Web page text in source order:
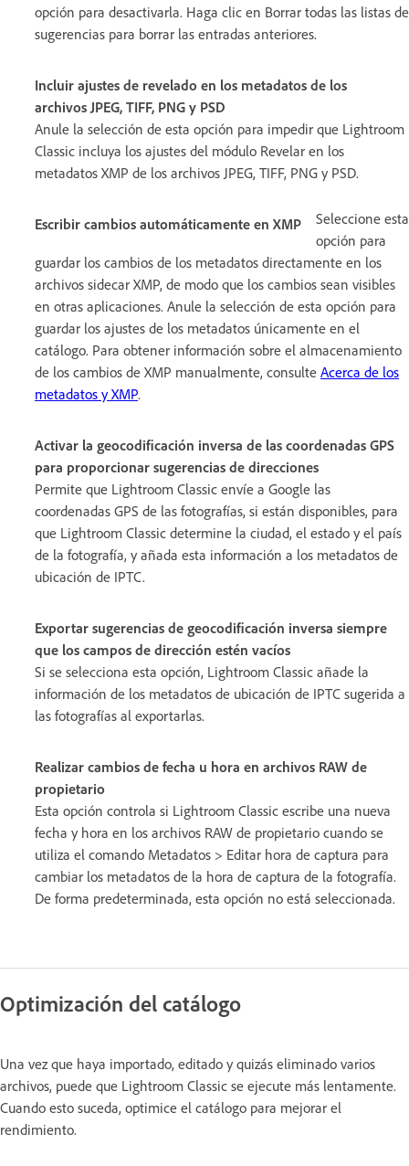
opción para desactivarla. Haga clic en Borrar todas las listas de
sugerencias para borrar las entradas anteriores.
Incluir ajustes de revelado en los metadatos de los
archivos JPEG, TIFF, PNG y PSD
Anule la selección de esta opción para impedir que Lightroom
Classic incluya los ajustes del módulo Revelar en los
metadatos XMP de los archivos JPEG, TIFF, PNG y PSD.
Escribir cambios automáticamente en XMP
Seleccione esta
opción para
guardar los cambios de los metadatos directamente en los
archivos sidecar XMP, de modo que los cambios sean visibles
en otras aplicaciones. Anule la selección de esta opción para
guardar los ajustes de los metadatos únicamente en el
catálogo. Para obtener información sobre el almacenamiento
de los cambios de XMP manualmente, consulte Acerca de los
metadatos y XMP.
Activar la geocodificación inversa de las coordenadas GPS
para proporcionar sugerencias de direcciones
Permite que Lightroom Classic envíe a Google las
coordenadas GPS de las fotografías, si están disponibles, para
que Lightroom Classic determine la ciudad, el estado y el país
de la fotografía, y añada esta información a los metadatos de
ubicación de IPTC.
Exportar sugerencias de geocodificación inversa siempre
que los campos de dirección estén vacíos
Si se selecciona esta opción, Lightroom Classic añade la
información de los metadatos de ubicación de IPTC sugerida a
las fotografías al exportarlas.
Realizar cambios de fecha u hora en archivos RAW de
propietario
Esta opción controla si Lightroom Classic escribe una nueva
fecha y hora en los archivos RAW de propietario cuando se
utiliza el comando Metadatos > Editar hora de captura para
cambiar los metadatos de la hora de captura de la fotografía.
De forma predeterminada, esta opción no está seleccionada.
Optimización del catálogo
Una vez que haya importado, editado y quizás eliminado varios
archivos, puede que Lightroom Classic se ejecute más lentamente.
Cuando esto suceda, optimice el catálogo para mejorar el
rendimiento.